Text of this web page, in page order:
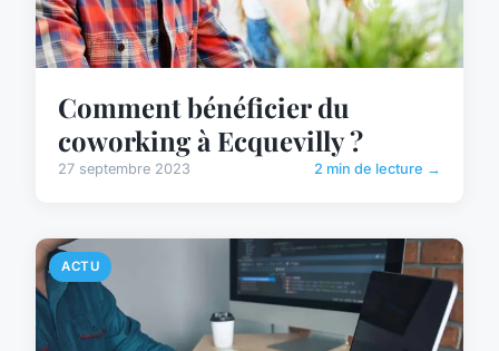
Comment bénéficier du
coworking à Ecquevilly ?
27 septembre 2023 2 min de lecture →
ACTU